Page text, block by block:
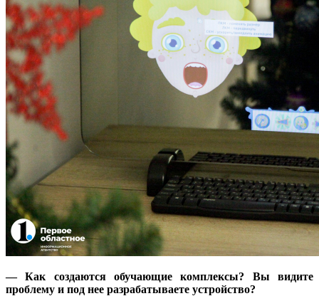
— Как создаются обучающие комплексы? Вы видите
проблему и под нее разрабатываете устройство?